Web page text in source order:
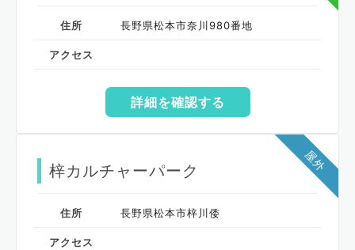
住所 長野県松本市奈川980番地
アクセス
詳細を確認する
屋外
梓カルチャーパーク
住所 長野県松本市梓川倭
アクセス